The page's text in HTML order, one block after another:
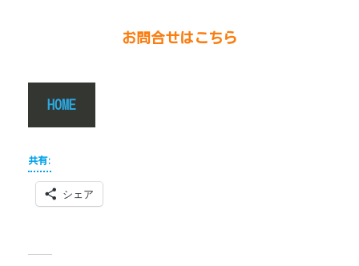
お問合せはこちら
HOME
共有:
シェア